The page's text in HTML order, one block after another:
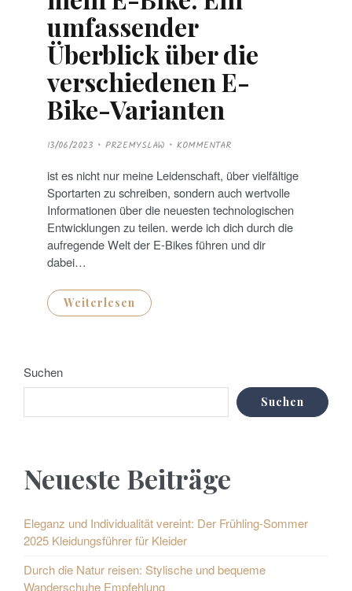
umfassender
Überblick über die
verschiedenen E-
Bike-Varianten
P
O
T
E
D
O
N
13/06/2023 PRZEMYSLAW KOMMENTAR
ist es nicht nur meine Leidenschaft, über vielfältige
Sportarten zu schreiben, sondern auch wertvolle
Informationen über die neuesten technologischen
Entwicklungen zu teilen. werde ich dich durch die
aufregende Welt der E-Bikes führen und dir
dabei…
Weiterlesen
Suchen
Suchen
Neueste Beiträge
Eleganz und Individualität vereint: Der Frühling-Sommer
2025 Kleidungsführer für Kleider
Durch die Natur reisen: Stylische und bequeme
Wanderschuhe Empfehlung